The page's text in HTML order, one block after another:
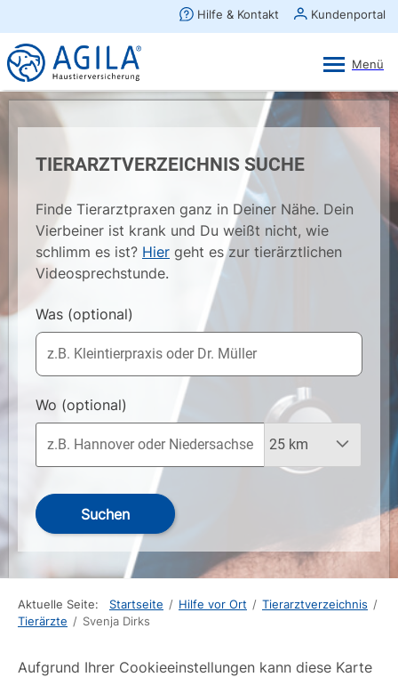
TIERARZTVERZEICHNIS SUCHE
Finde Tierarztpraxen ganz in Deiner Nähe. Dein
Vierbeiner ist krank und Du weißt nicht, wie
schlimm es ist? Hier geht es zur tierärztlichen
Videosprechstunde.
Was (optional)
Wo (optional)
Suchen
Aktuelle Seite: Startseite / Hilfe vor Ort / Tierarztverzeichnis /
Tierärzte / Svenja Dirks
Aufgrund Ihrer Cookieeinstellungen kann diese Karte
×
AGILA Kunden-App
Gratis - Im Play Store laden
Ansehen